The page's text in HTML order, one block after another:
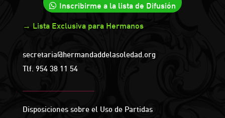
Inscribirme a la lista de Difusión
→ Lista Exclusiva para Hermanos
secretaria@hermandaddelasoledad.org
Tlf. 954 38 11 54
Disposiciones sobre el Uso de Partidas